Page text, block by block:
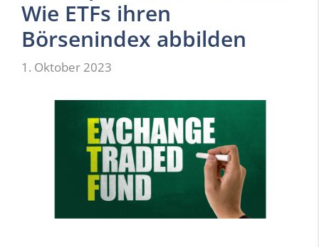
Wie ETFs ihren
Börsenindex abbilden
1. Oktober 2023